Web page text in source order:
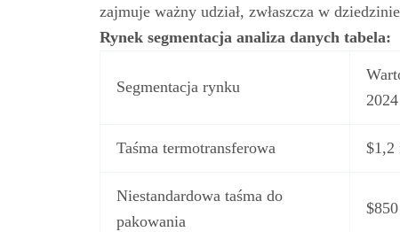
zajmuje ważny udział, zwłaszcza w
Rynek segmentacja analiza danych tabela:
Segmentacja rynku
Taśma termotransferowa $1,2
Niestandardowa taśma do
pakowania